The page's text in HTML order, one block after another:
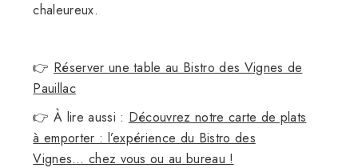
chaleureux.
👉 Réserver une table au Bistro des Vignes de
Pauillac
👉 À lire aussi : Découvrez notre carte de plats
à emporter : l’expérience du Bistro des
Vignes… chez vous ou au bureau !